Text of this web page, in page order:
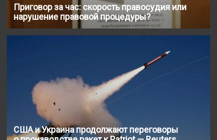
Приговор за час: скорость правосудия или
нарушение правовой процедуры?
США и Украина продолжают переговоры